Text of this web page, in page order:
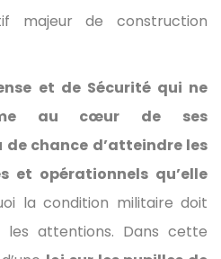
majeur de construction
et de Sécurité qui ne
au cœur de ses
chance d’atteindre les
et opérationnels qu’elle
la condition militaire doit
attentions. Dans cette